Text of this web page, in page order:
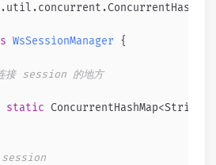
WsSessionManager {
接 session 的地方
static ConcurrentHashMap<String,
session